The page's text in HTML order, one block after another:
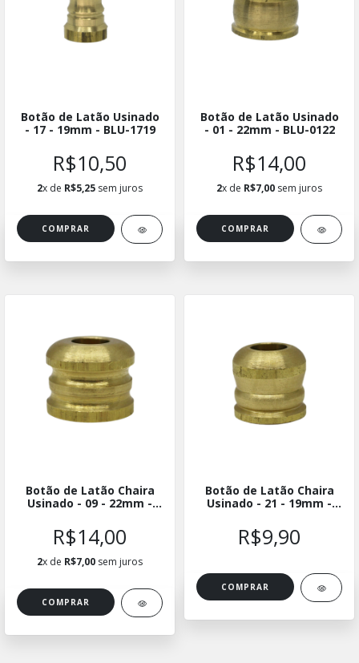
Botão de Latão Usinado
- 17 - 19mm - BLU-1719
R$10,50
2x de R$5,25 sem juros
Botão de Latão Usinado
- 01 - 22mm - BLU-0122
R$14,00
2x de R$7,00 sem juros
Botão de Latão Chaira
Usinado - 09 - 22mm -
R$14,00
2x de R$7,00 sem juros
Botão de Latão Chaira
Usinado - 21 - 19mm -
R$9,90